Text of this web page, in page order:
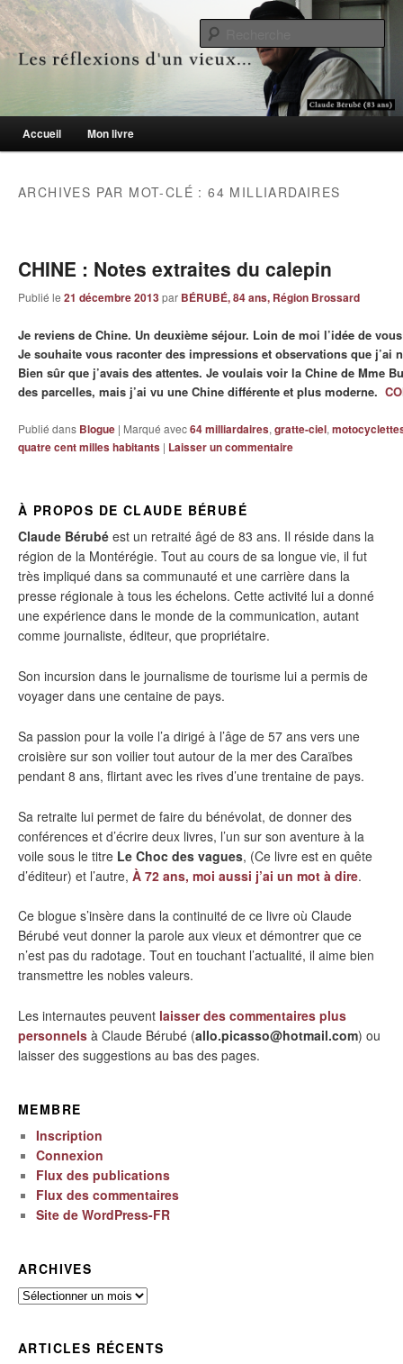
Les réflexions d'un vieux…
Le blogue des aînés de 65 ans et +
Menu principal
Aller au contenu principal
Aller au contenu secondaire
Accueil Mon livre
ARCHIVES PAR MOT-CLÉ :64 MILLIARDAIRES
CHINE : Notes extraites du calepin
Publié le 21 décembre 2013par BÉRUBÉ, 84 ans, Région Brossard
Je reviens de Chine. Un deuxième séjour. Loin de moi l’idée de
Je souhaite vous raconter des impressions et observations que j’ai
Bien sûr que j’avais des attentes. Je voulais voir la Chine de Mme
des parcelles, mais j’ai vu une Chine différente et plus moderne.
Publié dans Blogue | Marqué avec64 milliardaires, gratte-ciel,
quatre cent milles habitants | Laisser un commentaire
À PROPOS DE CLAUDE BÉRUBÉ
Claude Bérubé est un retraité âgé de 83 ans. Il réside dans la
région de la Montérégie. Tout au cours de sa longue vie, il fut
très impliqué dans sa communauté et une carrière dans la
presse régionale à tous les échelons. Cette activité lui a donné
une expérience dans le monde de la communication, autant
comme journaliste, éditeur, que propriétaire.
Son incursion dans le journalisme de tourisme lui a permis de
voyager dans une centaine de pays.
Sa passion pour la voile l’a dirigé à l’âge de 57 ans vers une
croisière sur son voilier tout autour de la mer des Caraïbes
pendant 8 ans, flirtant avec les rives d’une trentaine de pays.
Sa retraite lui permet de faire du bénévolat, de donner des
conférences et d’écrire deux livres, l’un sur son aventure à la
voile sous le titre Le Choc des vagues, (Ce livre est en quête
d’éditeur) et l’autre, À 72 ans, moi aussi j’ai un mot à dire.
Ce blogue s’insère dans la continuité de ce livre où Claude
Bérubé veut donner la parole aux vieux et démontrer que ce
n’est pas du radotage. Tout en touchant l’actualité, il aime bien
transmettre les nobles valeurs.
Les internautes peuvent laisser des commentaires plus
personnels à Claude Bérubé (allo.picasso@hotmail.com) ou
laisser des suggestions au bas des pages.
MEMBRE
Inscription
Connexion
Flux des publications
Flux des commentaires
Site de WordPress-FR
ARCHIVES
Archives
ARTICLES RÉCENTS